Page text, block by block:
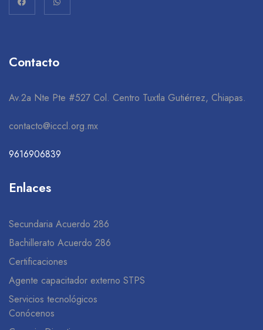
Contacto
Av.2a Nte Pte #527 Col. Centro Tuxtla Gutiérrez, Chiapas.
contacto@icccl.org.mx
9616906839
Enlaces
Secundaria Acuerdo 286
Bachillerato Acuerdo 286
Certificaciones
Agente capacitador externo STPS
Servicios tecnológicos
Conócenos